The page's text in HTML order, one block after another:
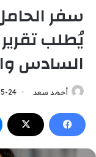
سفر
يُطلب
السادس
أحمد سعد 24